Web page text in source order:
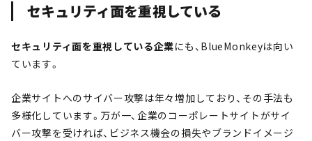
セキュリティ面を重視している
セキュリティ面を重視している企業にも、BlueMonkeyは向い
ています。
企業サイトへのサイバー攻撃は年々増加しており、その手法も
多様化しています。万が一、企業のコーポレートサイトがサイ
バー攻撃を受ければ、ビジネス機会の損失やブランドイメージ